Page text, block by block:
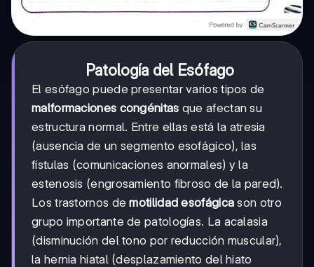
Patología del Esófago
El esófago puede presentar varios tipos de
malformaciones congénitas que afectan su
estructura normal. Entre ellas está la atresia
(ausencia de un segmento esofágico), las
fístulas (comunicaciones anormales) y la
estenosis (engrosamiento fibroso de la pared).
Los trastornos demotilidad esofágica son otro
grupo importante de patologías. La acalasia
(disminución del tono por reducción muscular),
la hernia hiatal (desplazamiento del hiato